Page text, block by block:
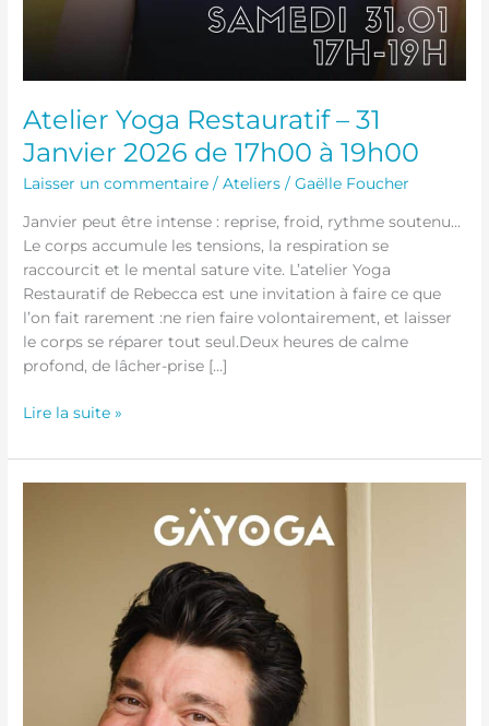
Atelier Yoga Restauratif – 31
Janvier 2026 de 17h00 à 19h00
Laisser un commentaire /Ateliers /Gaëlle Foucher
Janvier peut être intense : reprise, froid, rythme soutenu…
Le corps accumule les tensions, la respiration se
raccourcit et le mental sature vite. L’atelier Yoga
Restauratif de Rebecca est une invitation à faire ce que
l’on fait rarement :ne rien faire volontairement, et laisser
le corps se réparer tout seul.Deux heures de calme
profond, de lâcher-prise […]
Lire la suite »